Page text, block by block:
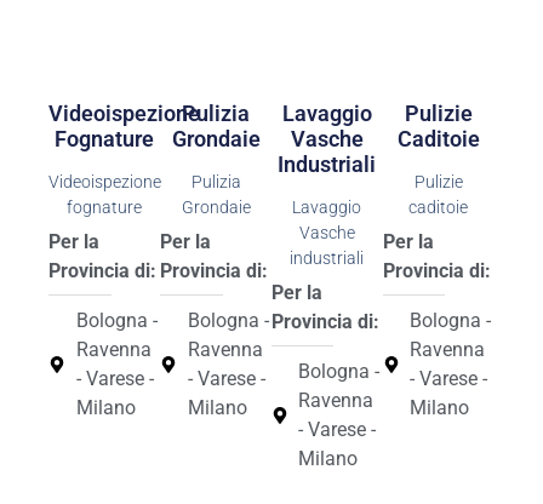
Videoispezione
Fognature
Videoispezione
fognature
Per la
Provincia di:
Bologna -
Ravenna
- Varese -
Milano
Pulizia
Grondaie
Pulizia
Grondaie
Per la
Provincia di:
Bologna -
Ravenna
- Varese -
Milano
Lavaggio
Vasche
Industriali
Lavaggio
Vasche
industriali
Per la
Provincia di:
Bologna -
Ravenna
- Varese -
Milano
Pulizie
Caditoie
Pulizie
caditoie
Per la
Provincia di:
Bologna -
Ravenna
- Varese -
Milano